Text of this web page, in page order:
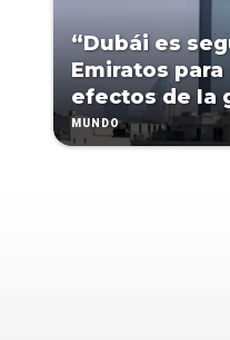
“Dubái es
Emiratos
efectos de la
MUNDO